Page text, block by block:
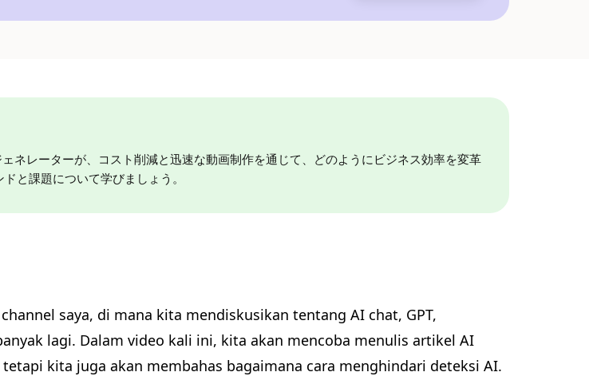
ネレーターが、コスト削減と迅速な動画制作を通じて、どのようにビジネス効率を変革
と課題について学びましょう。
saya, di mana kita mendiskusikan tentang AI chat, GPT,
lagi. Dalam video kali ini, kita akan mencoba menulis artikel AI
tetapi kita juga akan membahas bagaimana cara menghindari deteksi AI.